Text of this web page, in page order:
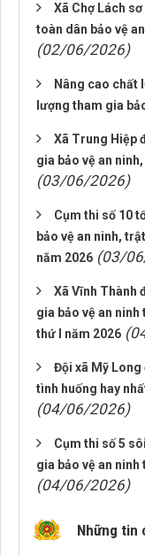
Xã Chợ Lách
toàn dân bảo vệ
(02/06/2026)
Nâng cao chất
lượng tham gia
Xã Trung Hiệp
gia bảo vệ an
(03/06/2026)
Cụm thi số 10
bảo vệ an ninh,
năm 2026 (03/
Xã Vĩnh Thành
gia bảo vệ an
thứ I năm 2026
Đội xã Mỹ Long
tình huống hay
(04/06/2026)
Cụm thi số 5
gia bảo vệ an
(04/06/2026)
Những tin